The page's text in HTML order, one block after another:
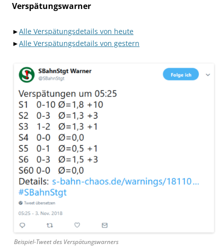
Verspätungswarner
►Alle Verspätungsdetails von heute
►Alle Verspätungsdetails von gestern
Beispiel-Tweet des Verspätungswarners